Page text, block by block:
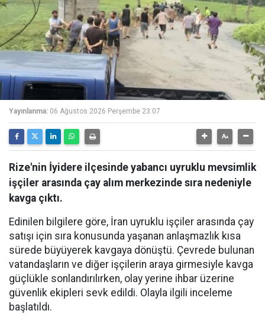
Yayınlanma: 06 Ağustos 2026 Perşembe 23:07
Rize'nin İyidere ilçesinde yabancı uyruklu mevsimlik
işçiler arasında çay alım merkezinde sıra nedeniyle
kavga çıktı.
Edinilen bilgilere göre, İran uyruklu işçiler arasında çay
satışı için sıra konusunda yaşanan anlaşmazlık kısa
sürede büyüyerek kavgaya dönüştü. Çevrede bulunan
vatandaşların ve diğer işçilerin araya girmesiyle kavga
güçlükle sonlandırılırken, olay yerine ihbar üzerine
güvenlik ekipleri sevk edildi. Olayla ilgili inceleme
başlatıldı.